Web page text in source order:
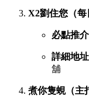
X2劉住您（每
必點推介
詳細地址
舖
煮你隻蜆（主